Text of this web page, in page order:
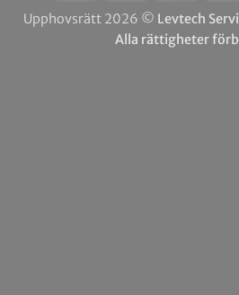
Upphovsrätt 2026 © Levtech
Alla rättigheter